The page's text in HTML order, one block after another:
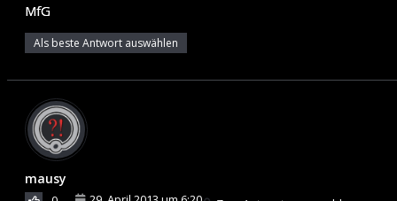
MfG
Als beste Antwort auswählen
mausy